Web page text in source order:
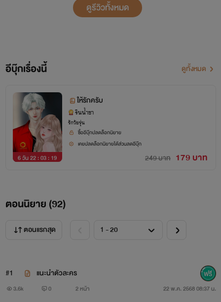
ดูรีวิวทั้งหมด
อีบุ๊กเรื่องนี้ ดูทั้งหมด
6 วัน 22 : 03 : 19
ให้รักครับ
รินน้ำชา
รักวัยรุ่น
ซื้ออีบุ๊กปลดล็อกนิยาย
เคยปลดล็อกนิยายได้ส่วนลดอีบุ๊ก
249 บาท 179 บาท
ตอนนิยาย (92)
ตอนแรกสุด
#1 แนะนำตัวละคร
3.6k 0 2 หน้า 22 พ.ค. 2568 08:37 น.